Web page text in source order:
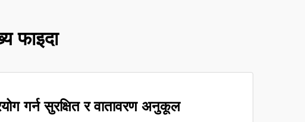
फाइदा
गर्न सुरक्षित र वातावरण अनुकूल